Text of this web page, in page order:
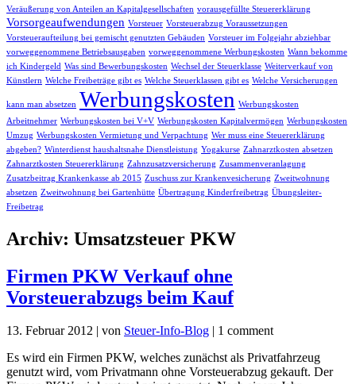
Veräußerung von Anteilen an Kapitalgesellschaften vorausgefüllte Steuererklärung
Vorsorgeaufwendungen Vorsteuer Vorsteuerabzug Voraussetzungen
Vorsteueraufteilung bei gemischt genutzten Gebäuden Vorsteuer im Folgejahr abziehbar
vorweggenommene Betriebsausgaben vorweggenommene Werbungskosten Wann bekomme
ich Kindergeld Was sind Bewerbungskosten Wechsel der Steuerklasse Weiterverkauf von
Künstlern Welche Freibeträge gibt es Welche Steuerklassen gibt es Welche Versicherungen
kann man absetzen Werbungskosten Werbungskosten
Arbeitnehmer Werbungskosten bei V+V Werbungskosten Kapitalvermögen Werbungskosten
Umzug Werbungskosten Vermietung und Verpachtung Wer muss eine Steuererklärung
abgeben? Winterdienst haushaltsnahe Dienstleistung Yogakurse Zahnarztkosten absetzen
Zahnarztkosten Steuererklärung Zahnzusatzversicherung Zusammenveranlagung
Zusatzbeitrag Krankenkasse ab 2015 Zuschuss zur Krankenvesicherung Zweitwohnung
absetzen Zweitwohnung bei Gartenhütte Übertragung Kinderfreibetrag Übungsleiter-
Freibetrag
Archiv: Umsatzsteuer PKW
Firmen PKW Verkauf ohne
Vorsteuerabzugs beim Kauf
13. Februar 2012 | von Steuer-Info-Blog | 1 comment
Es wird ein Firmen PKW, welches zunächst als Privatfahrzeug
genutzt wird, vom Privatmann ohne Vorsteuerabzug gekauft. Der